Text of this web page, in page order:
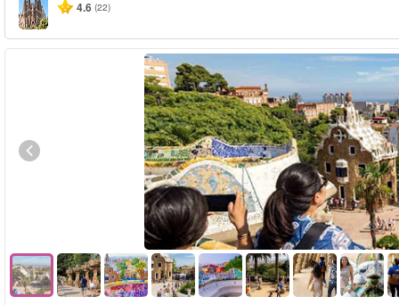
4.6 (22)